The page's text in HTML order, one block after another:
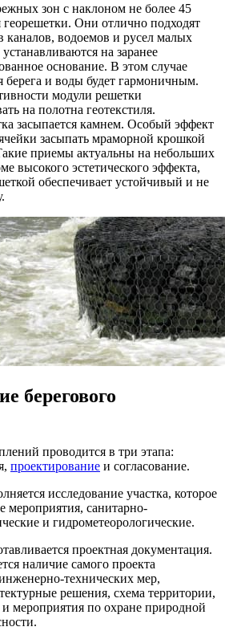
зон с наклоном не более 45
георешетки. Они отлично подходят
каналов, водоемов и русел малых
на заранее
основание. В этом случае
берега и воды будет гармоничным.
модули решетки
на полотна геотекстиля.
засыпается камнем. Особый эффект
засыпать мраморной крошкой
приемы актуальны на небольших
высокого эстетического эффекта,
обеспечивает устойчивый и не
берегового
проводится в три этапа:
проектирование и согласование.
исследование участка, которое
мероприятия, санитарно-
и гидрометеорологические.
проектная документация.
наличие самого проекта
технических мер,
решения, схема территории,
и мероприятия по охране природной